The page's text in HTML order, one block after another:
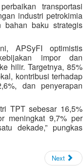
transportasi
industri petrokimia
bahan baku strategis
APSyFI optimistis
impor dan
hilir. Targetnya, 85%
kontribusi terhadap
dan penyerapan
TPT sebesar 16,5%
meningkat 9,7% per
dekade,” pungkas
Next